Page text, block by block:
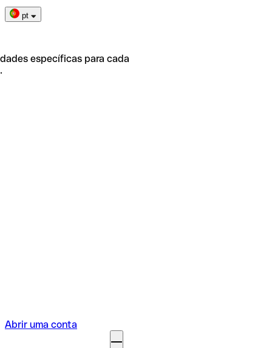
pt
específicas para cada
Abrir uma conta